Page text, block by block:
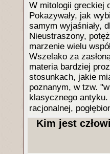
W mitologii greckiej
Pokazywały, jak
samym wyjaśniały,
Nieustraszony,
marzenie wielu
Wszelako za
materia bardziej
stosunkach, jakie
poznanym, w tzw.
klasycznego
racjonalnej,
Kim jest